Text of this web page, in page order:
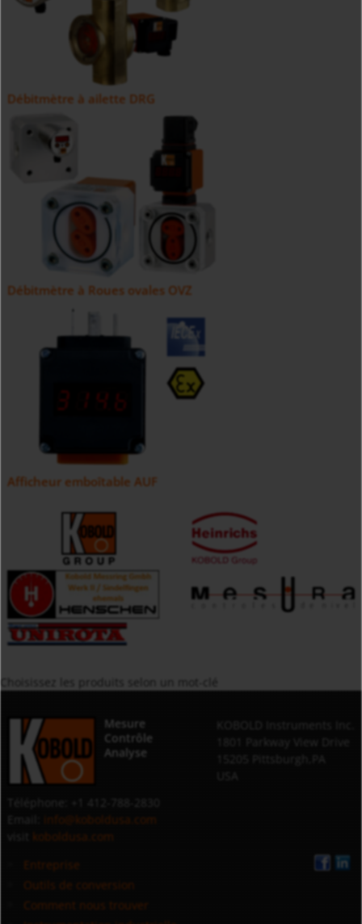
Débitmètre à ailette DRG
Débitmètre à Roues ovales OVZ
Afficheur emboîtable AUF
Mesure
Contrôle
Analyse
info@koboldusa.com
koboldusa.com
Entreprise
Outils de conversion
Comment nous trouver